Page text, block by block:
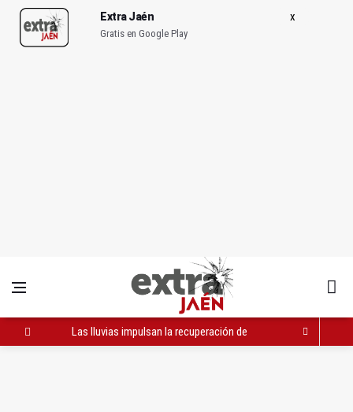
Extra Jaén
Gratis en Google Play
Las lluvias impulsan la recuperación de La Charca de Pegalajar